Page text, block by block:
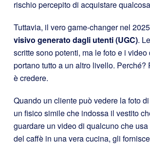
rischio percepito di acquistare
Tuttavia, il vero game-changer nel
visivo generato dagli utenti (UGC).
scritte sono potenti, ma le foto e i video
portano tutto a un altro livello. Perché?
è credere.
Quando un cliente può vedere la foto
un fisico simile che indossa il vestito
guardare un video di qualcuno che
del caffè in una vera cucina, gli